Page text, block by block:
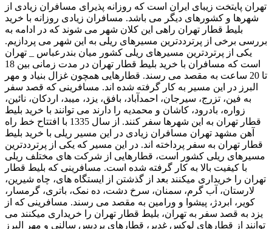
تهران پایتخت زیبای ایران است که روزانه پذیرای مسافران زیادی از
شهرها و کشورهای دیگر می باشد. مسافران زیادی روزانه با خرید
بلیط قطار تهران راهی این کلان شهر می شوند که در ادامه به
بررسی برخی از پرترددترین مسیرهای ریلی به این شهر می پردازیم.
یکی از پرتردترین مسیرهای ریلی کشور میان بندرعباس _ تهران
است که مسافران با خرید بلیط قطار تهران در مدت زمانی بین 18
تا 20 ساعت به مقصد می رسند. قطارهایی همچون غزال بنیاد و مهر
البرز در این مسیر به کار گرفته شده اند. مسافرینی که قصد سفر
به فین، تزرج، سیرجان، احمدآباد، بافق، یزد، میبد، اردکان، نائین،
زواره، بادرود، کاشان و محمدیه را دارند می توانند با خرید بلیط
قطار تهران به این شهرها سفر کنند. از سال 1335 با افتتاح خط راه
آهن مشهد تهران مسافران زیادی در این مسیر ریلی با خرید بلیط
قطار تهران به سفر پرداخته اند. در این مسیر که یکی از پرترددترین
مسیرهای ریلی کشور است، قطارهایی از شرکت های مختلف ریلی
با کیفیت بالا به کار گرفته شده است. مسافرینی که بلیط قطار
تهران را خریداری میکنند بعد از گذشتن از ایستگاه های، چاه شیرین،
لارستان، آب گرم، سمنان، سرخ دشت، ده نمک، باتری، گرمسار،
کویر، ابردژ، پیشوا و ورامین به مقصد می رسند. مسافرینی که از
یزد به قصد سفر به تهران، بلیط قطار تهران را خریداری میکنند می
توانند از قطارهای لوکس غدیر، قطارهای پردیس سالنی و مهر البرز